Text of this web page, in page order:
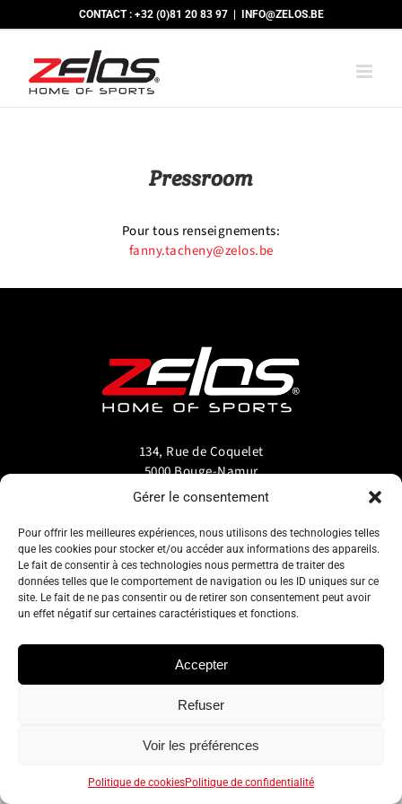
Gérer le consentement
Pour offrir les meilleures expériences, nous utilisons des technologies telles
que les cookies pour stocker et/ou accéder aux informations des appareils.
Le fait de consentir à ces technologies nous permettra de traiter des
données telles que le comportement de navigation ou les ID uniques sur ce
site. Le fait de ne pas consentir ou de retirer son consentement peut avoir
un effet négatif sur certaines caractéristiques et fonctions.
Accepter
Refuser
Voir les préférences
Politique de cookiesPolitique de confidentialité
CONTACT : +32 (0)81 20 83 97 INFO@ZELOS.BE
Pressroom
Pour tous renseignements:
fanny.tacheny@zelos.be
134, Rue de Coquelet
5000 Bouge-Namur
Belgique
info@zelos.be
Tel : +32(0) 81/20.83.97
– Conditions générales d’utilisation
Cookie policy